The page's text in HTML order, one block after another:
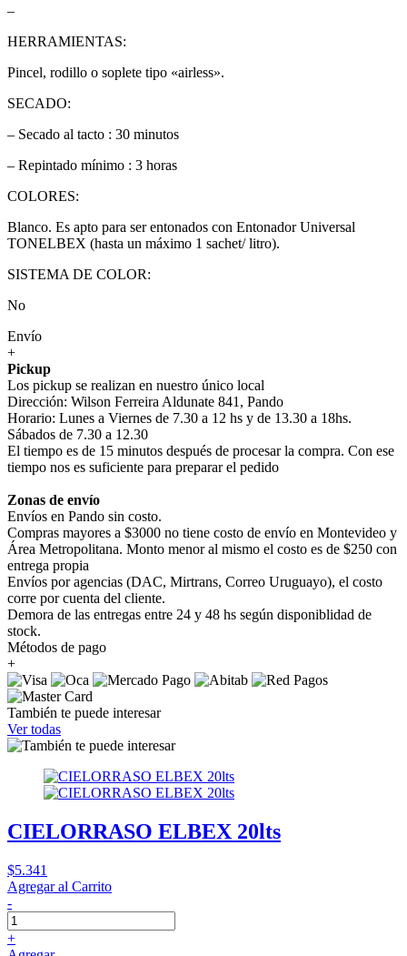
–
HERRAMIENTAS:
Pincel, rodillo o soplete tipo «airless».
SECADO:
– Secado al tacto : 30 minutos
– Repintado mínimo : 3 horas
COLORES:
Blanco. Es apto para ser entonados con Entonador Universal
TONELBEX (hasta un máximo 1 sachet/ litro).
SISTEMA DE COLOR:
No
Envío
+
Pickup
Los pickup se realizan en nuestro único local
Dirección: Wilson Ferreira Aldunate 841, Pando
Horario: Lunes a Viernes de 7.30 a 12 hs y de 13.30 a 18hs.
Sábados de 7.30 a 12.30
El tiempo es de 15 minutos después de procesar la compra. Con ese
tiempo nos es suficiente para preparar el pedido
Zonas de envío
Envíos en Pando sin costo.
Compras mayores a $3000 no tiene costo de envío en Montevideo y
Área Metropolitana. Monto menor al mismo el costo es de $250 con
entrega propia
Envíos por agencias (DAC, Mirtrans, Correo Uruguayo), el costo
corre por cuenta del cliente.
Demora de las entregas entre 24 y 48 hs según disponiblidad de
stock.
Métodos de pago
+
También te puede interesar
Ver todas
CIELORRASO ELBEX 20lts
$5.341
Agregar al Carrito
-
+